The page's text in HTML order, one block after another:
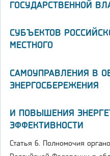
ГОСУДАРСТВЕННОЙ
СУБЪЕКТОВ
МЕСТНОГО
САМОУПРАВЛЕНИЯ В
ЭНЕРГОСБЕРЕЖЕНИЯ
И ПОВЫШЕНИЯ
ЭФФЕКТИВНОСТИ
Статья 6. Полномочия